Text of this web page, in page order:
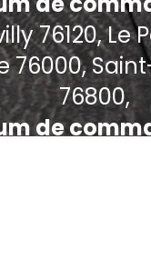
76120, Le
76000,
76800,
de